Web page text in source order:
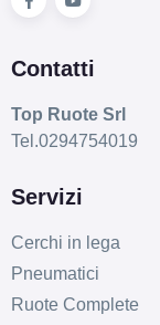
Contatti
Top Ruote Srl
Tel.0294754019
Servizi
Cerchi in lega
Pneumatici
Ruote Complete